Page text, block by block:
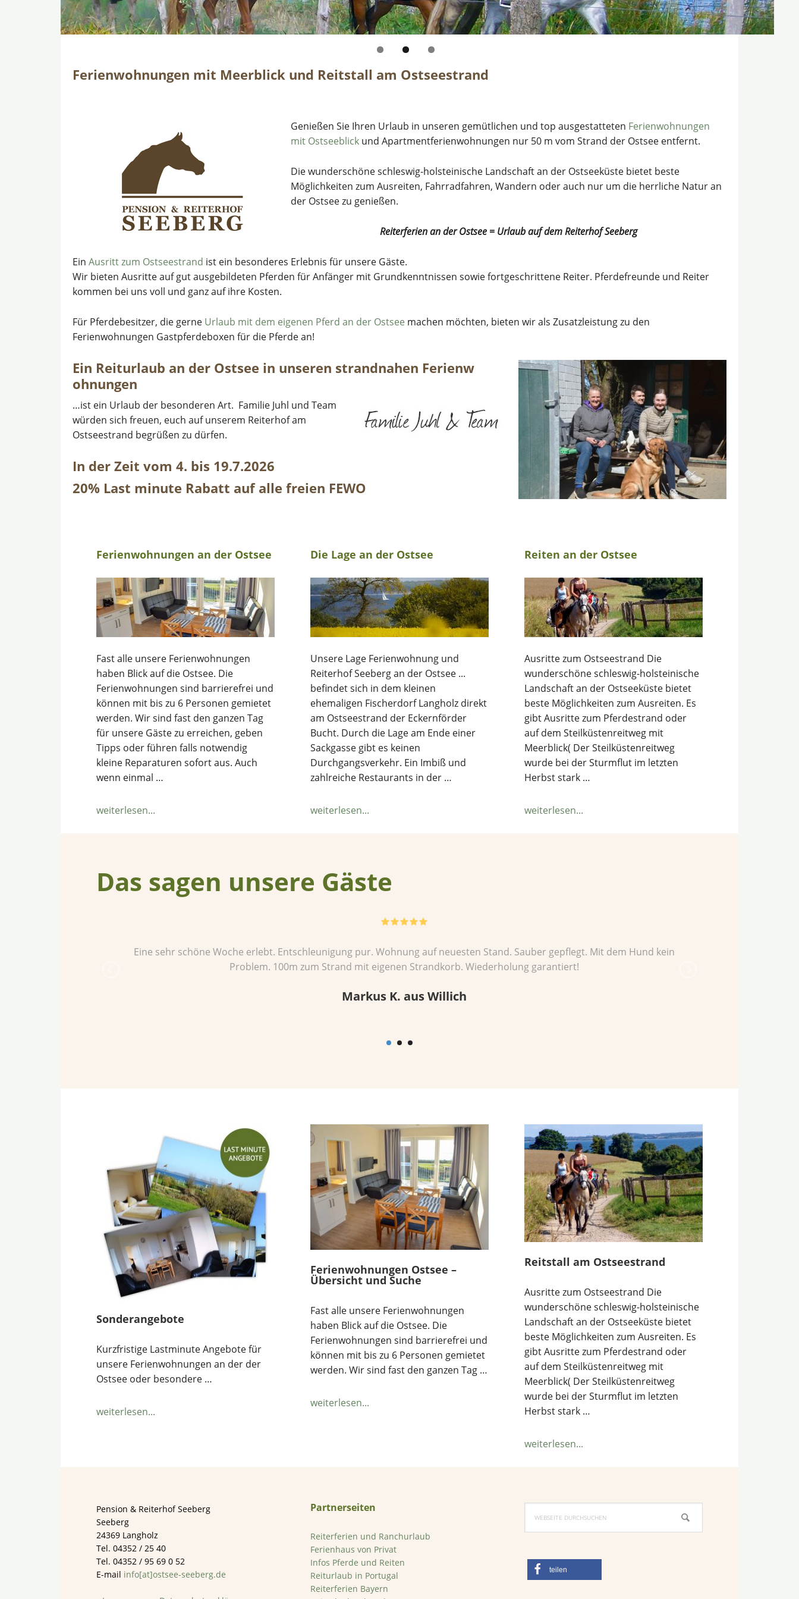
Ferienwohnungen mit Meerblick und Reitstall am Ostseestrand
Genießen Sie Ihren Urlaub in unseren gemütlichen und top ausgestatteten Ferienwohnungen
mit Ostseeblickund Apartmentferienwohnungen nur 50 m vom Strand der Ostsee entfernt.
Die wunderschöne schleswig-holsteinische Landschaft an der Ostseeküste bietet beste
Möglichkeiten zum Ausreiten, Fahrradfahren, Wandern oder auch nur um die herrliche Natur an
der Ostsee zu genießen.
Reiterferien an der Ostsee = Urlaub auf dem Reiterhof Seeberg
Ein Ausritt zum Ostseestrand ist ein besonderes Erlebnis für unsere Gäste.
Wir bieten Ausritte auf gut ausgebildeten Pferden für Anfänger mit Grundkenntnissen sowie fortgeschrittene Reiter. Pferdefreunde und Reiter
kommen bei uns voll und ganz auf ihre Kosten.
Für Pferdebesitzer, die gerne Urlaub mit dem eigenen Pferd an der Ostsee machen möchten, bieten wir als Zusatzleistung zu den
Ferienwohnungen Gastpferdeboxen für die Pferde an!
Ein Reiturlaub an der Ostsee in unseren strandnahen Ferienw
ohnungen
…ist ein Urlaub der besonderen Art. Familie Juhl und Team
würden sich freuen, euch auf unserem Reiterhof am
Ostseestrand begrüßen zu dürfen.
In der Zeit vom 4. bis 19.7.2026
20% Last minute Rabatt auf alle freien FEWO
Ferienwohnungen an der Ostsee
Fast alle unsere Ferienwohnungen
haben Blick auf die Ostsee. Die
Ferienwohnungen sind barrierefrei und
können mit bis zu 6 Personen gemietet
werden. Wir sind fast den ganzen Tag
für unsere Gäste zu erreichen, geben
Tipps oder führen falls notwendig
kleine Reparaturen sofort aus. Auch
wenn einmal …
weiterlesen...
Suche
Die Lage an der Ostsee
Unsere Lage Ferienwohnung und
Reiterhof Seeberg an der Ostsee ...
befindet sich in dem kleinen
ehemaligen Fischerdorf Langholz direkt
am Ostseestrand der Eckernförder
Bucht. Durch die Lage am Ende einer
Sackgasse gibt es keinen
Durchgangsverkehr. Ein Imbiß und
zahlreiche Restaurants in der …
weiterlesen...
Reiten an der Ostsee
Ausritte zum Ostseestrand Die
wunderschöne schleswig-holsteinische
Landschaft an der Ostseeküste bietet
beste Möglichkeiten zum Ausreiten. Es
gibt Ausritte zum Pferdestrand oder
auf dem Steilküstenreitweg mit
Meerblick( Der Steilküstenreitweg
wurde bei der Sturmflut im letzten
Herbst stark …
weiterlesen...
Das sagen unsere Gäste
5
Eine sehr schöne Woche erlebt. Entschleunigung pur. Wohnung auf neuesten Stand. Sauber gepflegt. Mit dem Hund kein
Problem. 100m zum Strand mit eigenen Strandkorb. Wiederholung garantiert!
Markus K. aus Willich
Sonderangebote
Kurzfristige Lastminute Angebote für
unsere Ferienwohnungen an der der
Ostsee oder besondere …
weiterlesen...
Ferienwohnungen Ostsee –
Übersicht und Suche
Fast alle unsere Ferienwohnungen
haben Blick auf die Ostsee. Die
Ferienwohnungen sind barrierefrei und
können mit bis zu 6 Personen gemietet
werden. Wir sind fast den ganzen Tag …
weiterlesen...
Reitstall am Ostseestrand
Ausritte zum Ostseestrand Die
wunderschöne schleswig-holsteinische
Landschaft an der Ostseeküste bietet
beste Möglichkeiten zum Ausreiten. Es
gibt Ausritte zum Pferdestrand oder
auf dem Steilküstenreitweg mit
Meerblick( Der Steilküstenreitweg
wurde bei der Sturmflut im letzten
Herbst stark …
weiterlesen...
Pension & Reiterhof Seeberg
Seeberg
24369 Langholz
Tel. 04352 / 25 40
Tel. 04352 / 95 69 0 52
E-mail info[at]ostsee-seeberg.de
Partnerseiten
Reiterferien und Ranchurlaub
Ferienhaus von Privat
Infos Pferde und Reiten
Reiturlaub in Portugal
Reiterferien Bayern
durchsuchen
teilen